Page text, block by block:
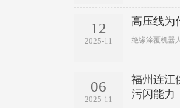
12
2025-11
高压线为
绝缘涂覆机器
06
2025-11
福州连江
污闪能力